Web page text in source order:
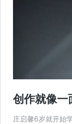
创作就像
庄启馨6岁就开始